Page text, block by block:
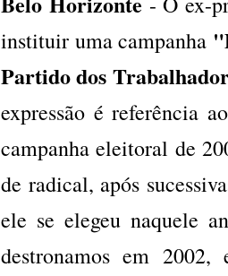
instituir uma campanha
Partido dos
expressão é referência
campanha eleitoral de
de radical, após
ele se elegeu naquele
destronamos em 2002,